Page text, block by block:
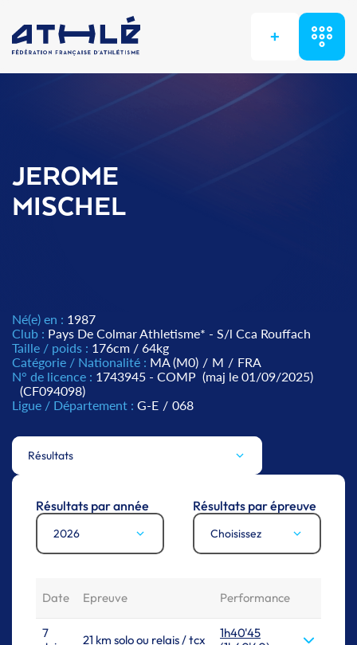
+
JEROME
MISCHEL
Né(e) en : 1987
Club : Pays De Colmar Athletisme* - S/l Cca Rouffach
Taille / poids : 176cm / 64kg
Catégorie / Nationalité : MA (M0) / M / FRA
N° de licence : 1743945 - COMP (maj le 01/09/2025)
(CF094098)
Ligue / Département : G-E / 068
Résultats
Résultats par année
2026
Résultats par épreuve
Choisissez
Date Epreuve Performance
7
21 km solo ou relais / tcx
1h40'45